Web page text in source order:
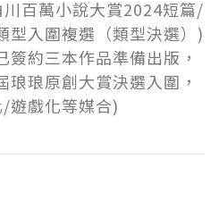
百萬小說大賞2024短篇/
入圍複選（類型決選）)
約三本作品準備出版，
琅原創大賞決選入圍，
遊戲化等媒合)